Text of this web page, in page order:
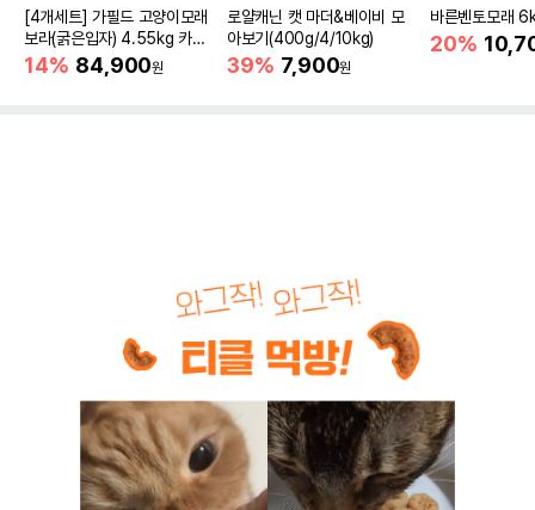
[4개세트] 가필드 고양이모래
보라(굵은입자) 4.55kg 카사
바모래
14% 84,900원
로얄캐닌 캣 마더&베이비 모
아보기(400g/4/10kg)
39% 7,900원
바른벤토모래
20%